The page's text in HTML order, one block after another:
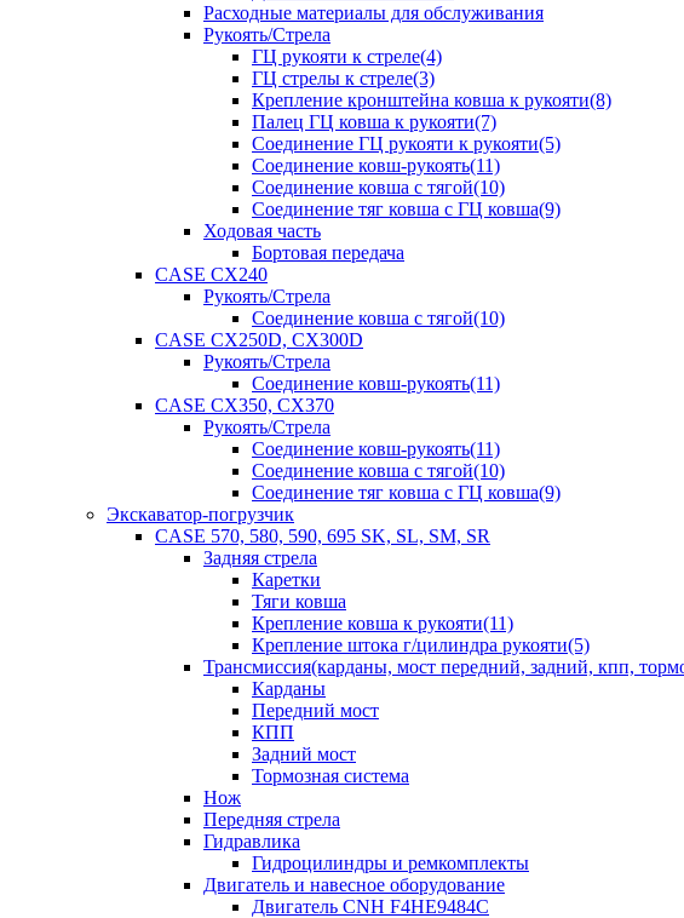
Расходные материалы для обслуживания
Рукоять/Стрела
ГЦ рукояти к стреле(4)
ГЦ стрелы к стреле(3)
Крепление кронштейна ковша к рукояти(8)
Палец ГЦ ковша к рукояти(7)
Соединение ГЦ рукояти к рукояти(5)
Соединение ковш-рукоять(11)
Соединение ковша с тягой(10)
Соединение тяг ковша с ГЦ ковша(9)
Ходовая часть
Бортовая передача
CASE CX240
Рукоять/Стрела
Соединение ковша с тягой(10)
CASE CX250D, CX300D
Рукоять/Стрела
Соединение ковш-рукоять(11)
CASE CX350, CX370
Рукоять/Стрела
Соединение ковш-рукоять(11)
Соединение ковша с тягой(10)
Соединение тяг ковша с ГЦ ковша(9)
Экскаватор-погрузчик
CASE 570, 580, 590, 695 SK, SL, SM, SR
Задняя стрела
Каретки
Тяги ковша
Крепление ковша к рукояти(11)
Крепление штока г/цилиндра рукояти(5)
Трансмиссия(карданы, мост передний, задний, кпп,
Карданы
Передний мост
КПП
Задний мост
Тормозная система
Нож
Передняя стрела
Гидравлика
Гидроцилиндры и ремкомплекты
Двигатель и навесное оборудование
Двигатель CNH F4HE9484C